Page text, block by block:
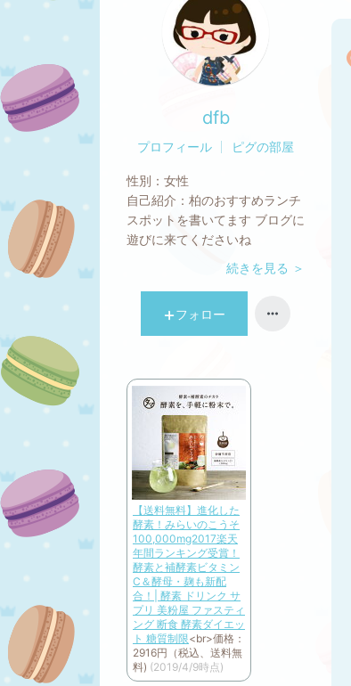
dfb
プロフィール ピグの部屋
性別： 女性
自己紹介： 柏のおすすめランチ
スポットを書いてます ブログに
遊びに来てくださいね
続きを見る ＞
フォロー
【送料無料】進化した
酵素！みらいのこうそ
100,000mg2017楽天
年間ランキング受賞！
酵素と補酵素ビタミン
C＆酵母・麹も新配
合！| 酵素 ドリンク サ
プリ 美粉屋 ファスティ
ング 断食 酵素ダイエッ
ト 糖質制限<br>価格：
2916円（税込、送料無
料) (2019/4/9時点)